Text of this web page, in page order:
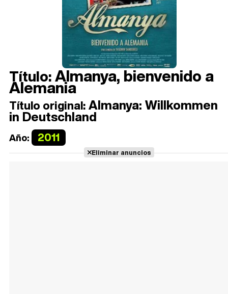
Título:Almanya, bienvenido a
Alemania
Título original:Almanya: Willkommen
in Deutschland
Año: 2011
Eliminar anuncios